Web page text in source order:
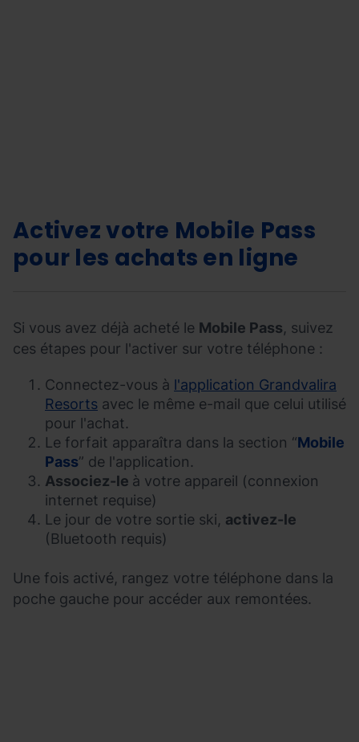
vos
achats
en
ligne
Activez votre Mobile Pass
pour les achats en ligne
Si vous avez déjà acheté le Mobile Pass, suivez
ces étapes pour l'activer sur votre téléphone :
Connectez-vous à l'application Grandvalira
Resorts avec le même e-mail que celui utilisé
pour l'achat.
Le forfait apparaîtra dans la section “Mobile
Pass” de l'application.
Associez-le à votre appareil (connexion
internet requise)
Le jour de votre sortie ski, activez-le
(Bluetooth requis)
Une fois activé, rangez votre téléphone dans la
poche gauche pour accéder aux remontées.